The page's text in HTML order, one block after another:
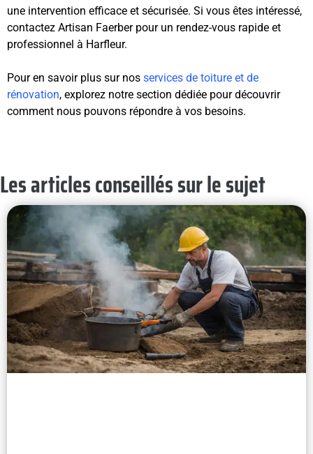
une intervention efficace et sécurisée. Si vous êtes intéressé,
contactez Artisan Faerber pour un rendez-vous rapide et
professionnel à Harfleur.
Pour en savoir plus sur nos services de toiture et de
rénovation, explorez notre section dédiée pour découvrir
comment nous pouvons répondre à vos besoins.
Les articles conseillés sur le sujet